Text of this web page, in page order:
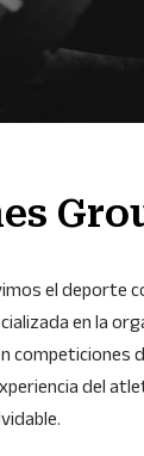
el deporte
en la
competiciones
del